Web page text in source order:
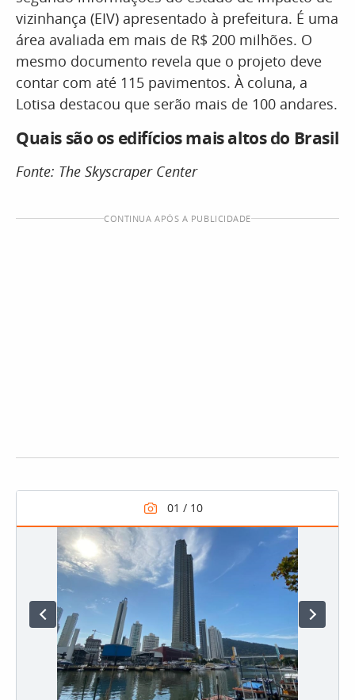
vizinhança (EIV) apresentado à prefeitura. É uma
área avaliada em mais de R$ 200 milhões. O
mesmo documento revela que o projeto deve
contar com até 115 pavimentos. À coluna, a
Lotisa destacou que serão mais de 100 andares.
Quais são os edifícios mais altos do Brasil
Fonte: The Skyscraper Center
CONTINUA APÓS A PUBLICIDADE